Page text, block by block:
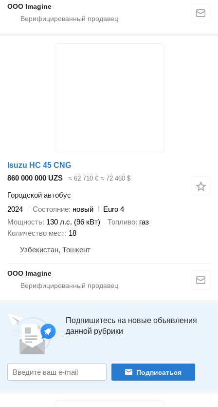
OOO Imagine
Isuzu HC 45 CNG
860 000 000 UZS
≈ 62 710 € ≈ 72 460 $
Городской автобус
2024
Состояние новый
Euro 4
Мощность 130 л.с. (96 кВт) Топливо газ
Количество мест 18
Узбекистан, Тошкент
OOO Imagine
Подпишитесь на новые объявления
данной рубрики
Подписаться